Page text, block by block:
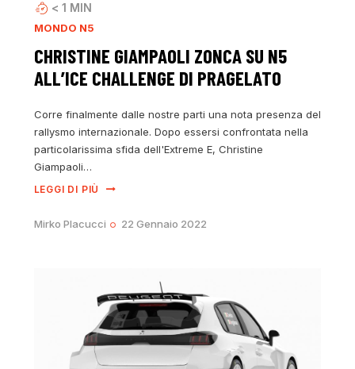
< 1 MIN
MONDO N5
CHRISTINE GIAMPAOLI ZONCA SU N5
ALL’ICE CHALLENGE DI PRAGELATO
Corre finalmente dalle nostre parti una nota presenza del
rallysmo internazionale. Dopo essersi confrontata nella
particolarissima sfida dell'Extreme E, Christine
Giampaoli…
LEGGI DI PIÙ
Mirko Placucci 22 Gennaio 2022